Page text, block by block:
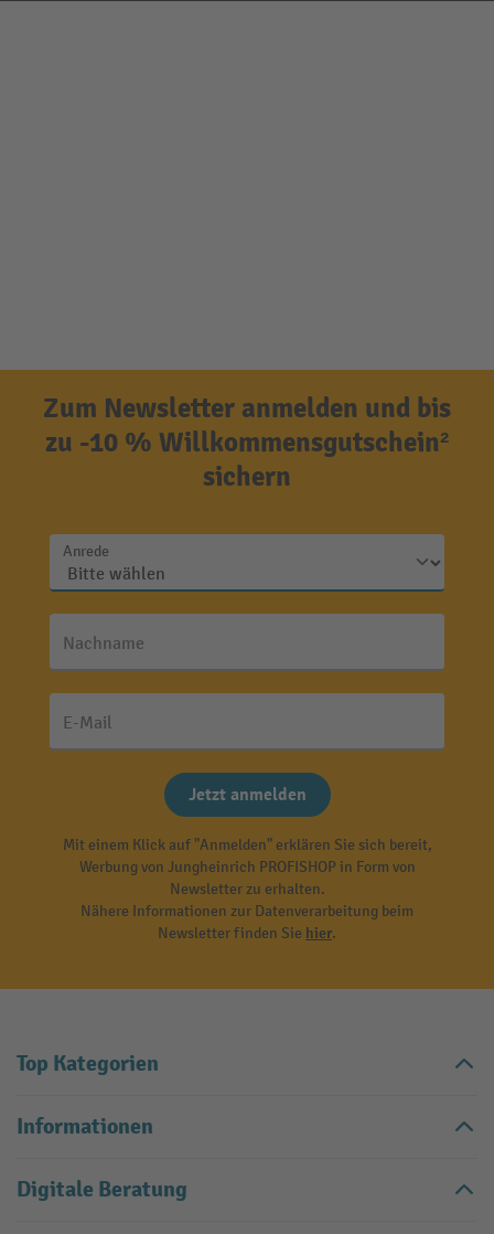
Zum Newsletter anmelden und bis
zu -10 % Willkommensgutschein²
sichern
Anrede
Nachname
E-Mail
Jetzt anmelden
Mit einem Klick auf "Anmelden" erklären Sie sich bereit,
Werbung von Jungheinrich PROFISHOP in Form von
Newsletter zu erhalten.
Nähere Informationen zur Datenverarbeitung beim
Newsletter finden Sie hier.
Top Kategorien
Informationen
Digitale Beratung